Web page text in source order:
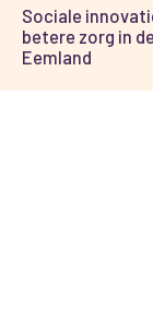
Sociale
betere zorg in
Eemland